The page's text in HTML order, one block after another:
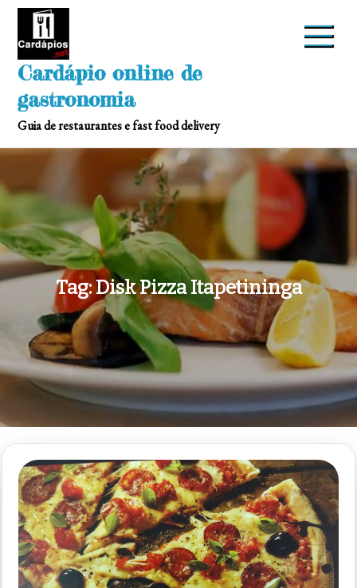
Skip
Cardápio online de
gastronomia
Guia de restaurantes e fast food delivery
Tag:Disk Pizza Itapetininga